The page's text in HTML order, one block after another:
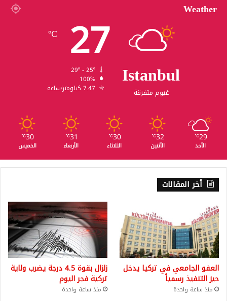
Weather
Istanbul
غيوم متفرقة
27
℃
100%
7.47 كيلومتر/ساعة
29
℃
الأحد
32
℃
الأثنين
30
℃
الثلاثاء
31
℃
الأربعاء
30
℃
الخميس
أخر المقالات
العفو الجامعي في تركيا يدخل
حيز التنفيذ رسمياً
منذ ساعة واحدة
زلزال بقوة 4.5 درجة يضرب ولاية
تركية فجر اليوم
منذ ساعة واحدة